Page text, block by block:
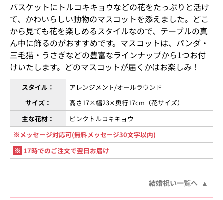
バスケットにトルコキキョウなどの花をたっぷりと活け
て、かわいらしい動物のマスコットを添えました。どこ
から見ても花を楽しめるスタイルなので、テーブルの真
ん中に飾るのがおすすめです。マスコットは、パンダ・
三毛猫・うさぎなどの豊富なラインナップから1つお付
けいたします。どのマスコットが届くかはお楽しみ！
スタイル：
アレンジメント/オールラウンド
サイズ：
高さ17×幅23×奥行17cm（花サイズ）
主な花材：
ピンクトルコキキョウ
※メッセージ対応可(無料メッセージ30文字以内)
※ 17時でのご注文で翌日お届け
結婚祝い一覧へ